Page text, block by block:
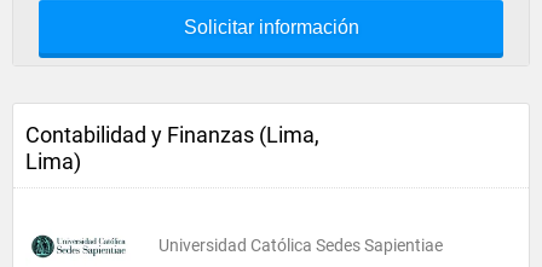
Solicitar información
Contabilidad y Finanzas (Lima,
Lima)
Universidad Católica Sedes Sapientiae